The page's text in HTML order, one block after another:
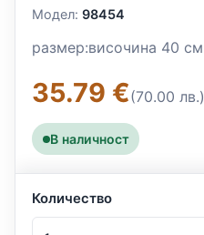
Модел:98454
размер:височина 40 см
35.79 €(70.00 лв.)
В наличност
Количество